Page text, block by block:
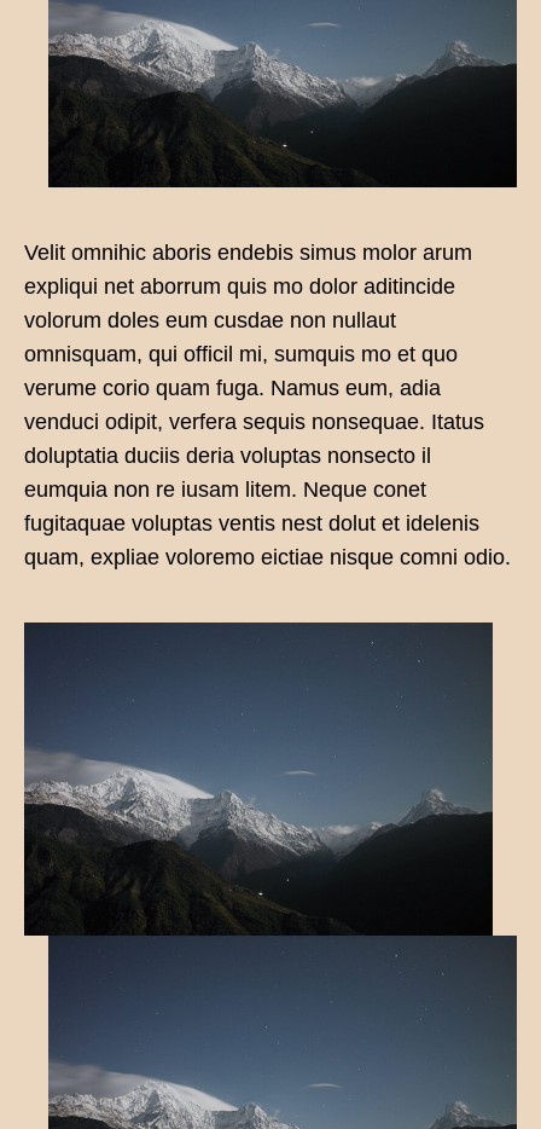
Velit omnihic aboris endebis simus molor arum
expliqui net aborrum quis mo dolor aditincide
volorum doles eum cusdae non nullaut
omnisquam, qui officil mi, sumquis mo et quo
verume corio quam fuga. Namus eum, adia
venduci odipit, verfera sequis nonsequae. Itatus
doluptatia duciis deria voluptas nonsecto il
eumquia non re iusam litem. Neque conet
fugitaquae voluptas ventis nest dolut et idelenis
quam, expliae voloremo eictiae nisque comni odio.